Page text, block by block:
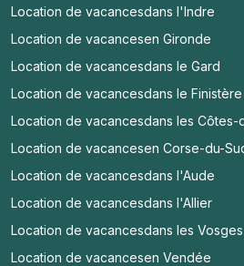
Location de vacancesdans l'Indre
Location de vacancesen Gironde
Location de vacancesdans le Gard
Location de vacancesdans le Finistère
Location de vacancesdans les Côtes-
Location de vacancesen Corse-du-
Location de vacancesdans l'Aude
Location de vacancesdans l'Allier
Location de vacancesdans les Vosges
Location de vacancesen Vendée